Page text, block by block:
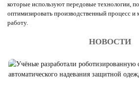
которые используют передовые технологии,
оптимизировать производственный процесс
работу.
НОВОСТИ